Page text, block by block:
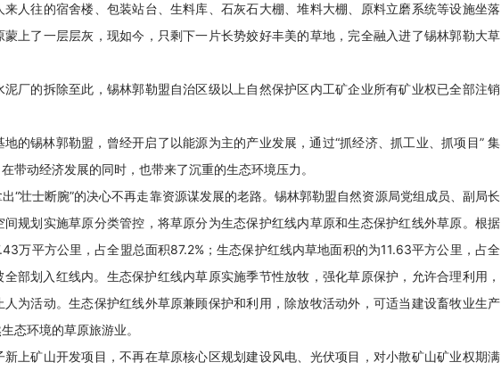
人往的宿舍楼、包装站台、生料库、石灰石大棚、堆料大棚、原料立磨系统等设施坐落
上了一层层灰，现如今，只剩下一片长势姣好丰美的草地，完全融入进了锡林郭勒大草
厂的拆除至此，锡林郭勒盟自治区级以上自然保护区内工矿企业所有矿业权已全部注销
的锡林郭勒盟，曾经开启了以能源为主的产业发展，通过“抓经济、抓工业、抓项目” 集
带动经济发展的同时，也带来了沉重的生态环境压力。
“壮士断腕”的决心不再走靠资源谋发展的老路。锡林郭勒盟自然资源局党组成员、副局长
规划实施草原分类管控，将草原分为生态保护红线内草原和生态保护红线外草原。根据
万平方公里，占全盟总面积87.2%；生态保护红线内草地面积的为11.63平方公里，占全
部划入红线内。生态保护红线内草原实施季节性放牧，强化草原保护，允许合理利用，
为活动。生态保护红线外草原兼顾保护和利用，除放牧活动外，可适当建设畜牧业生产
态环境的草原旅游业。
上矿山开发项目，不再在草原核心区规划建设风电、光伏项目，对小散矿山矿业权期满